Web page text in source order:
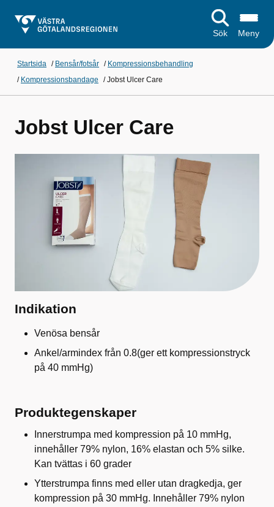
Sök Meny
Startsida / Bensår/fotsår / Kompressionsbehandling
/ Kompressionsbandage /Jobst Ulcer Care
Jobst Ulcer Care
Indikation
Venösa bensår
Ankel/armindex från 0.8(ger ett kompressionstryck
på 40 mmHg)
Produktegenskaper
Innerstrumpa med kompression på 10 mmHg,
innehåller 79% nylon, 16% elastan och 5% silke.
Kan tvättas i 60 grader
Ytterstrumpa finns med eller utan dragkedja, ger
kompression på 30 mmHg. Innehåller 79% nylon